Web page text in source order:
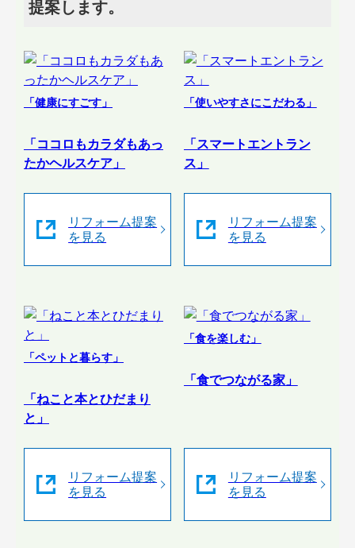
提案します。
「健康にすごす」
「ココロもカラダもあっ
たかヘルスケア」
リフォーム提案
を見る
「使いやすさにこだわる」
「スマートエントラン
ス」
リフォーム提案
を見る
「ペットと暮らす」
「ねこと本とひだまり
と」
リフォーム提案
を見る
「食を楽しむ」
「食でつながる家」
リフォーム提案
を見る